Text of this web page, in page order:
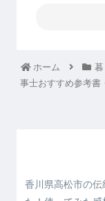
ホーム 暮
事士おすすめ参考書
香川県高松市の